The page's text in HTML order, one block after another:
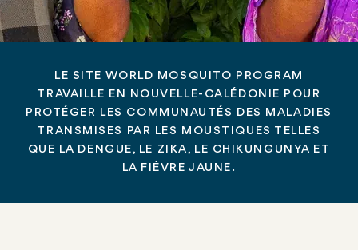
LE SITE WORLD MOSQUITO PROGRAM
TRAVAILLE EN NOUVELLE-CALÉDONIE POUR
PROTÉGER LES COMMUNAUTÉS DES MALADIES
TRANSMISES PAR LES MOUSTIQUES TELLES
QUE LA DENGUE, LE ZIKA, LE CHIKUNGUNYA ET
LA FIÈVRE JAUNE.